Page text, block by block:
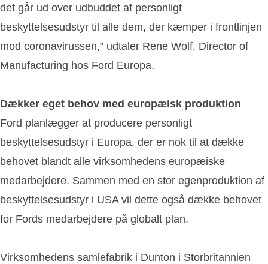
det går ud over udbuddet af personligt
beskyttelsesudstyr til alle dem, der kæmper i frontlinjen
mod coronavirussen,” udtaler Rene Wolf, Director of
Manufacturing hos Ford Europa.
Dækker eget behov med europæisk produktion
Ford planlægger at producere personligt
beskyttelsesudstyr i Europa, der er nok til at dække
behovet blandt alle virksomhedens europæiske
medarbejdere. Sammen med en stor egenproduktion af
beskyttelsesudstyr i USA vil dette også dække behovet
for Fords medarbejdere på globalt plan.
Virksomhedens samlefabrik i Dunton i Storbritannien